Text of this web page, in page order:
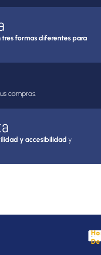
tres formas diferentes para
compras.
y accesibilidad y